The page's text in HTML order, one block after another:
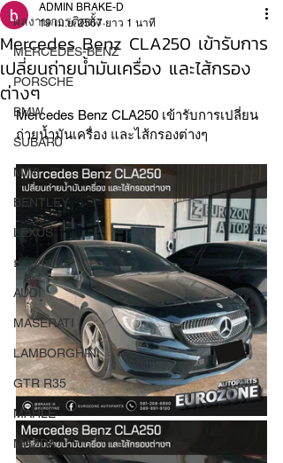
ผลงานการติดตั้ง
MERCEDES-BENZ
PORSCHE
BMW
SUBARU
MINI
BENTLEY
LEXUS
ยางรถยนต์
AUDI
MASERATI
LAMBORGHINI
GTR R35
MAHLE
MAZDA
Mercedes Benz CLA250 เข้ารับการ
เปลี่ยนถ่ายน้ำมันเครื่อง และไส้กรอง
ต่างๆ
ADMIN BRAKE-D
19 เม.ย. 2567 ยาว 1 นาที
Mercedes Benz CLA250 เข้ารับการเปลี่ยน
ถ่ายน้ำมันเครื่อง และไส้กรองต่างๆ